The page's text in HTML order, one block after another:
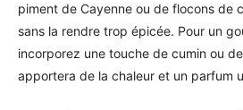
piment de Cayenne ou de flocons de
sans la rendre trop épicée. Pour un
incorporez une touche de cumin ou
apportera de la chaleur et un parfum